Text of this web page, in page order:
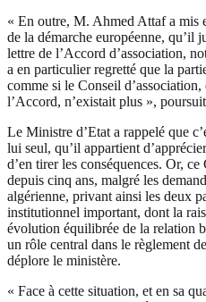
« En outre, M. Ahmed Attaf a mis
de la démarche européenne, qu’il
lettre de l’Accord d’association,
a en particulier regretté que la
comme si le Conseil
l’Accord, n’existait plus »,
Le Ministre d’Etat a rappelé que
lui seul, qu’il appartient
d’en tirer les conséquences. Or,
depuis cinq ans, malgré les
algérienne, privant ainsi les deux
institutionnel important, dont la
évolution équilibrée de la relation
un rôle central dans le règlement
déplore le ministère.
« Face à cette situation, et en sa